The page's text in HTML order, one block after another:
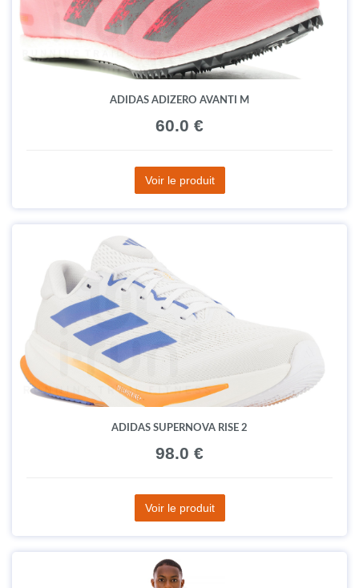
ADIDAS ADIZERO AVANTI M
60.0 €
Voir le produit
ADIDAS SUPERNOVA RISE 2
98.0 €
Voir le produit